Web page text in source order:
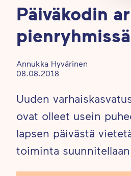
Päiväkodin
pienryhmissä
Annukka Hyvärinen
08.08.2018
Uuden
ovat olleet usein
lapsen päivästä
toiminta